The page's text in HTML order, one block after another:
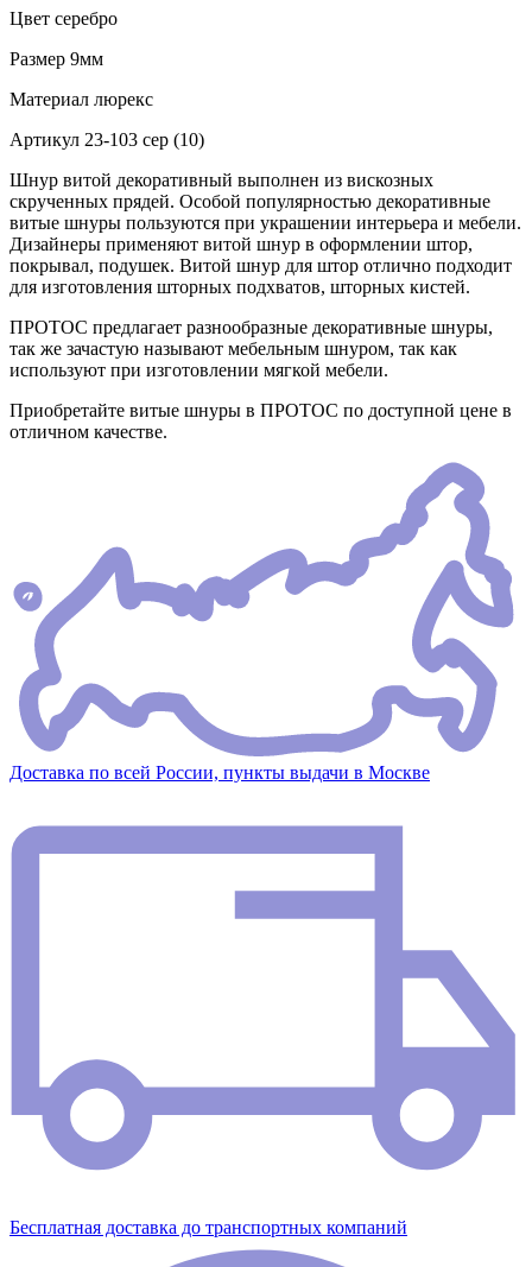
Цвет серебро
Размер 9мм
Материал люрекс
Артикул 23-103 сер (10)
Шнур витой декоративный выполнен из вискозных
скрученных прядей. Особой популярностью декоративные
витые шнуры пользуются при украшении интерьера и мебели.
Дизайнеры применяют витой шнур в оформлении штор,
покрывал, подушек. Витой шнур для штор отлично подходит
для изготовления шторных подхватов, шторных кистей.
ПРОТОС предлагает разнообразные декоративные шнуры,
так же зачастую называют мебельным шнуром, так как
используют при изготовлении мягкой мебели.
Приобретайте витые шнуры в ПРОТОС по доступной цене в
отличном качестве.
Доставка по всей России, пункты выдачи в Москве
Бесплатная доставка до транспортных компаний